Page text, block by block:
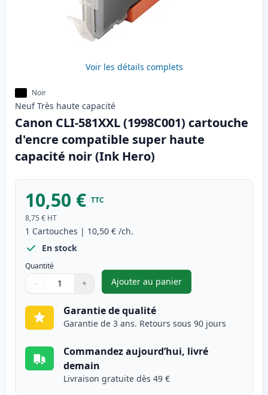
Voir les détails complets
Noir
Neuf Très haute capacité
Canon CLI-581XXL (1998C001) cartouche
d'encre compatible super haute
capacité noir (Ink Hero)
10,50 € TTC
8,75 € HT
1 Cartouches | 10,50 € /ch.
En stock
Quantité
Quantité
Utilisez les boutons pour ajuster
− +
Quantité
Ajouter au panier
,Canon CLI-581XXL
Garantie de qualité
Garantie de 3 ans. Retours sous 90 jours
Commandez aujourd’hui, livré
demain
Livraison gratuite dès 49 €